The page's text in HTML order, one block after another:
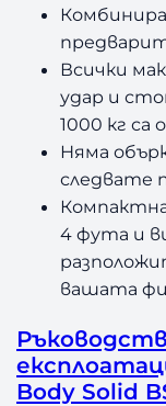
Всички
удар и
1000 кг са
Няма
следвате
4 фута и
вашата
Body Solid